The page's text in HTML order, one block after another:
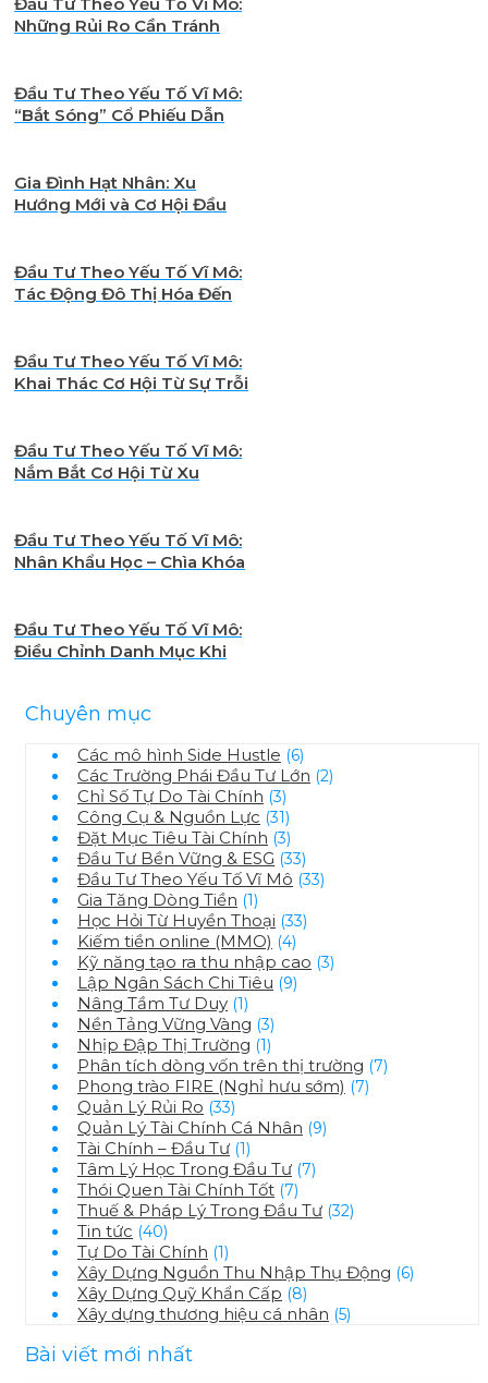
Những Rủi Ro Cần Tránh
Đầu Tư Theo Yếu Tố Vĩ Mô:
“Bắt Sóng” Cổ Phiếu Dẫn
Gia Đình Hạt Nhân: Xu
Hướng Mới và Cơ Hội Đầu
Đầu Tư Theo Yếu Tố Vĩ Mô:
Tác Động Đô Thị Hóa Đến
Đầu Tư Theo Yếu Tố Vĩ Mô:
Khai Thác Cơ Hội Từ Sự Trỗi
Đầu Tư Theo Yếu Tố Vĩ Mô:
Nắm Bắt Cơ Hội Từ Xu
Đầu Tư Theo Yếu Tố Vĩ Mô:
Nhân Khẩu Học – Chìa Khóa
Đầu Tư Theo Yếu Tố Vĩ Mô:
Điều Chỉnh Danh Mục Khi
Chuyên mục
Các mô hình Side Hustle (6)
Các Trường Phái Đầu Tư Lớn (2)
Chỉ Số Tự Do Tài Chính (3)
Công Cụ & Nguồn Lực (31)
Đặt Mục Tiêu Tài Chính (3)
Đầu Tư Bền Vững & ESG (33)
Đầu Tư Theo Yếu Tố Vĩ Mô (33)
Gia Tăng Dòng Tiền (1)
Học Hỏi Từ Huyền Thoại (33)
Kiếm tiền online (MMO) (4)
Kỹ năng tạo ra thu nhập cao (3)
Lập Ngân Sách Chi Tiêu (9)
Nâng Tầm Tư Duy (1)
Nền Tảng Vững Vàng (3)
Nhịp Đập Thị Trường (1)
Phân tích dòng vốn trên thị trường (7)
Phong trào FIRE (Nghỉ hưu sớm) (7)
Quản Lý Rủi Ro (33)
Quản Lý Tài Chính Cá Nhân (9)
Tài Chính – Đầu Tư (1)
Tâm Lý Học Trong Đầu Tư (7)
Thói Quen Tài Chính Tốt (7)
Thuế & Pháp Lý Trong Đầu Tư (32)
Tin tức (40)
Tự Do Tài Chính (1)
Xây Dựng Nguồn Thu Nhập Thụ Động (6)
Xây Dựng Quỹ Khẩn Cấp (8)
Xây dựng thương hiệu cá nhân (5)
Bài viết mới nhất